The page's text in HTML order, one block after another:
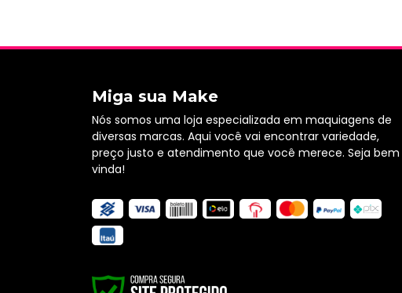
Miga sua Make
Nós somos uma loja especializada em maquiagens de
diversas marcas. Aqui você vai encontrar variedade,
preço justo e atendimento que você merece. Seja bem
vinda!